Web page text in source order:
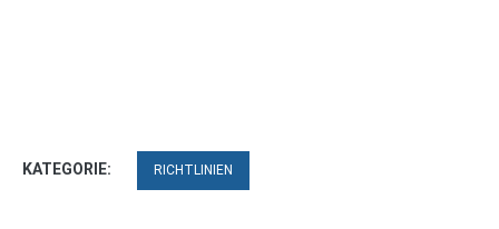
KATEGORIE: RICHTLINIEN